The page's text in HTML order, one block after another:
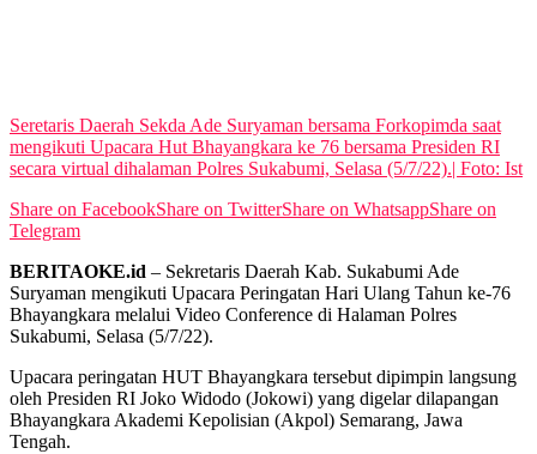
Seretaris Daerah Sekda Ade Suryaman bersama Forkopimda saat
mengikuti Upacara Hut Bhayangkara ke 76 bersama Presiden RI
secara virtual dihalaman Polres Sukabumi, Selasa (5/7/22).| Foto: Ist
Share on FacebookShare on TwitterShare on WhatsappShare on
Telegram
BERITAOKE.id – Sekretaris Daerah Kab. Sukabumi Ade
Suryaman mengikuti Upacara Peringatan Hari Ulang Tahun ke-76
Bhayangkara melalui Video Conference di Halaman Polres
Sukabumi, Selasa (5/7/22).
Upacara peringatan HUT Bhayangkara tersebut dipimpin langsung
oleh Presiden RI Joko Widodo (Jokowi) yang digelar dilapangan
Bhayangkara Akademi Kepolisian (Akpol) Semarang, Jawa
Tengah.